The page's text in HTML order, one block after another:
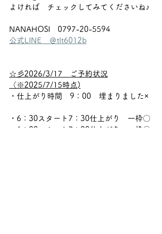
よければ　チェックしてみてくださいね♪
NANAHOSI　0797-20-5594
公式LINE　＠tlt6012b
☆彡2026/3/17　ご予約状況
（※2025/7/15時点)
・仕上がり時間　9：00　埋まりました×
・6：30スタート7：30仕上がり　一枠〇
・6：00スタート7：00仕上がり　一枠〇